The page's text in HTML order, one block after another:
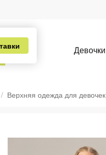
Девочки
Верхняя одежда для девочек